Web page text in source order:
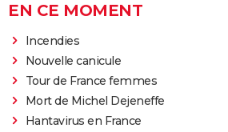
EN CE MOMENT
Incendies
Nouvelle canicule
Tour de France femmes
Mort de Michel Dejeneffe
Hantavirus en France